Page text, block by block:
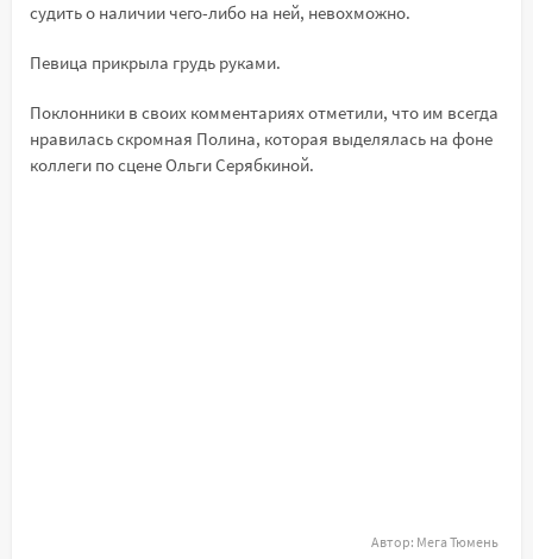
судить о наличии чего-либо на ней, невохможно.
Певица прикрыла грудь руками.
Поклонники в своих комментариях отметили, что им всегда
нравилась скромная Полина, которая выделялась на фоне
коллеги по сцене Ольги Серябкиной.
Автор: Мега Тюмень